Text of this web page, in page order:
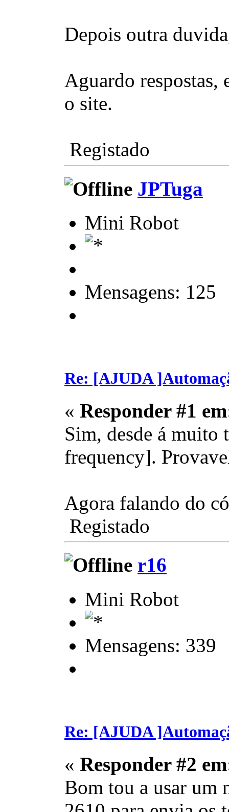
Depois outra
Aguardo respostas,
o site.
Registado
JPTuga
Mini Robot
Mensagens: 125
Re: [AJUDA
« Responder #1
Sim, desde á
frequency].
Agora falando do
Registado
r16
Mini Robot
Mensagens: 339
Re: [AJUDA
« Responder #2
Bom tou a usar um